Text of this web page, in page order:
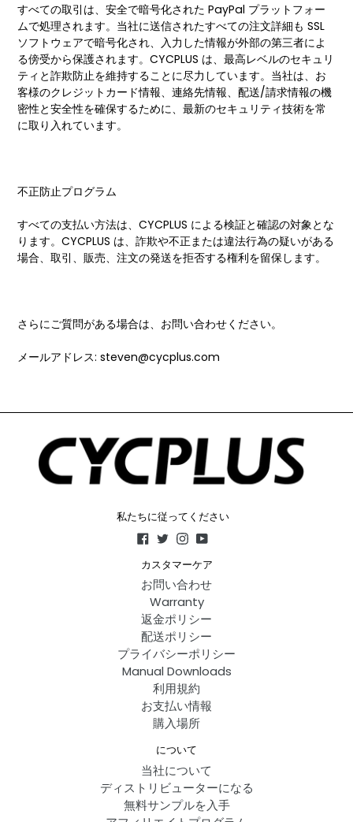
すべての取引は、安全で暗号化された PayPal プラットフォー
ムで処理されます。当社に送信されたすべての注文詳細も SSL
ソフトウェアで暗号化され、入力した情報が外部の第三者によ
る傍受から保護されます。CYCPLUS は、最高レベルのセキュリ
ティと詐欺防止を維持することに尽力しています。当社は、お
客様のクレジットカード情報、連絡先情報、配送/請求情報の機
密性と安全性を確保するために、最新のセキュリティ技術を常
に取り入れています。
不正防止プログラム
すべての支払い方法は、CYCPLUS による検証と確認の対象とな
ります。CYCPLUS は、詐欺や不正または違法行為の疑いがある
場合、取引、販売、注文の発送を拒否する権利を留保します。
さらにご質問がある場合は、お問い合わせください。
メールアドレス: steven@cycplus.com
私たちに従ってください
Facebook
TwitterInstagram
YouTube
カスタマーケア
お問い合わせ
Warranty
返金ポリシー
配送ポリシー
プライバシーポリシー
Manual Downloads
利用規約
お支払い情報
購入場所
について
当社について
ディストリビューターになる
無料サンプルを入手